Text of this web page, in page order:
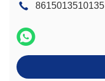
8615013510135